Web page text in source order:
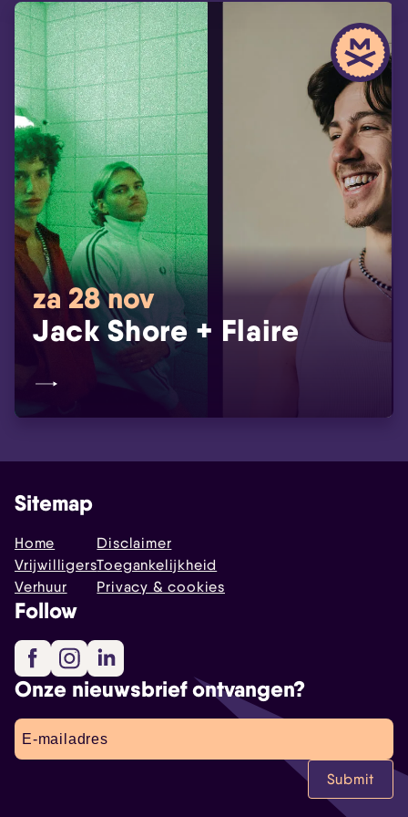
za 28 nov
Jack Shore + Flaire
Sitemap
Home
Vrijwilligers
Verhuur
Disclaimer
Toegankelijkheid
Privacy & cookies
Follow
FacebookInstagram
Onze nieuwsbrief ontvangen?